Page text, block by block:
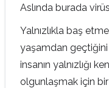
Aslında burada
Yalnızlıkla baş
yaşamdan geçtiğini
insanın yalnızlığı
olgunlaşmak için